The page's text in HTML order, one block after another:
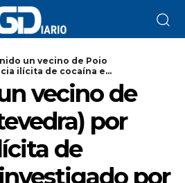
un vecino de Poio
ilícita de cocaína e...
vecino de
por
de
por